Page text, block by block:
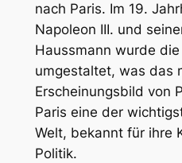
nach Paris. Im 19.
Napoleon III. und
Haussmann wurde
umgestaltet, was das
Erscheinungsbild von
Paris eine der
Welt, bekannt für ihre
Politik.